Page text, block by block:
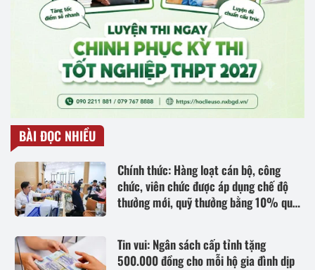
BÀI ĐỌC NHIỀU
Chính thức: Hàng loạt cán bộ, công
chức, viên chức được áp dụng chế độ
thưởng mới, quỹ thưởng bằng 10% quỹ
Tin vui: Ngân sách cấp tỉnh tặng
500.000 đồng cho mỗi hộ gia đình dịp